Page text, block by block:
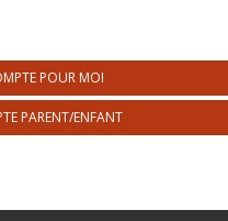
POUR MOI
PARENT/ENFANT